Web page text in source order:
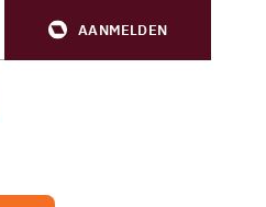
AANMELDEN